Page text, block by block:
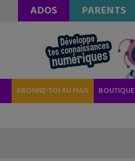
ADOS PARENTS
ABONNE-TOI AU MAG BOUTIQUE